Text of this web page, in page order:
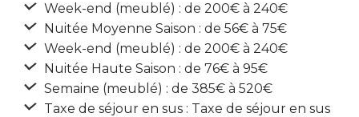
Week-end (meublé) : de 200€ à 240€
Nuitée Moyenne Saison : de 56€ à 75€
Week-end (meublé) : de 200€ à 240€
Nuitée Haute Saison : de 76€ à 95€
Semaine (meublé) : de 385€ à 520€
Taxe de séjour en sus : Taxe de séjour en sus